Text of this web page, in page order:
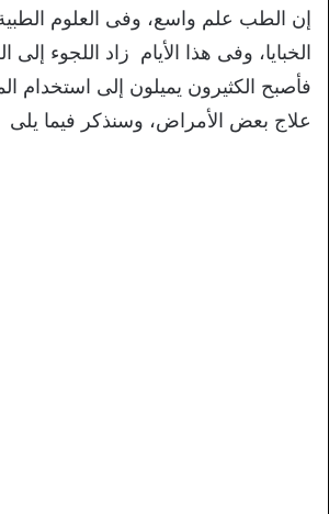
إن الطب علم واسع، وفى العلوم
الخبايا، وفى هذا الأيام زاد اللجوء إلى
فأصبح الكثيرون يميلون إلى استخدام
علاج بعض الأمراض، وسنذكر فيما